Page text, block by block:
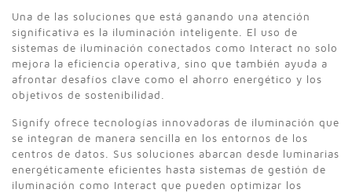
Una de las soluciones que está ganando una atención
significativa es la iluminación inteligente. El uso de
sistemas de iluminación conectados como Interact no solo
mejora la eficiencia operativa, sino que también ayuda a
afrontar desafíos clave como el ahorro energético y los
objetivos de sostenibilidad.
Signify ofrece tecnologías innovadoras de iluminación que
se integran de manera sencilla en los entornos de los
centros de datos. Sus soluciones abarcan desde luminarias
energéticamente eficientes hasta sistemas de gestión de
iluminación como Interact que pueden optimizar los